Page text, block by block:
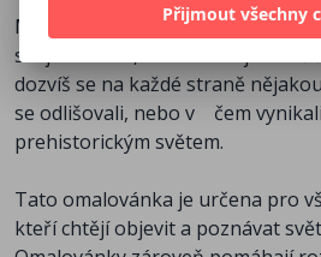
Můžeš si je nejen vymalovat
svoji fantazie, ale také se je
dozvíš se na každé straně
se odlišovali, nebo v čem
prehistorickým světem.
Tato omalovánka je určena pro
kteří chtějí objevit a poznávat
Přijmout všechny